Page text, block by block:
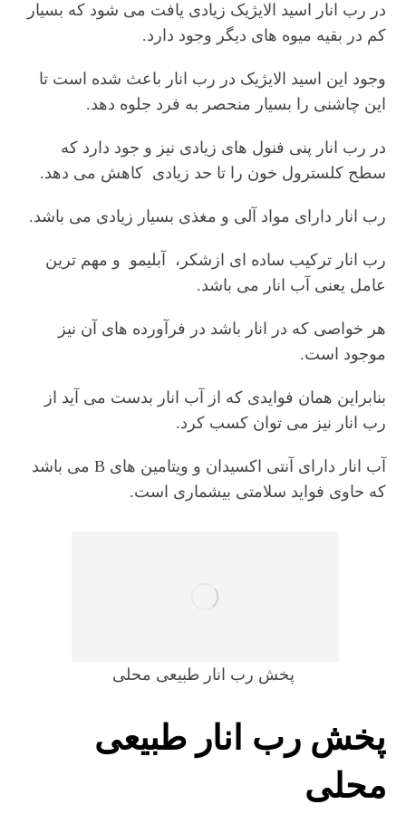
در رب انار اسید الایژیک زیادی یافت می شود که بسیار
کم در بقیه میوه های دیگر وجود دارد.
وجود این اسید الایژیک در رب انار باعث شده است تا
این چاشنی را بسیار منحصر به فرد جلوه دهد.
در رب انار پنی فنول های زیادی نیز و جود دارد که
سطح کلسترول خون را تا حد زیادی کاهش می دهد.
رب انار دارای مواد آلی و مغذی بسیار زیادی می باشد.
رب انار ترکیب ساده ای ازشکر، آبلیمو و مهم ترین
عامل یعنی آب انار می باشد.
هر خواصی که در انار باشد در فرآورده های آن نیز
موجود است.
بنابراین همان فوایدی که از آب انار بدست می آید از
رب انار نیز می توان کسب کرد.
آب انار دارای آنتی اکسیدان و ویتامین های B می باشد
که حاوی فواید سلامتی بیشماری است.
پخش رب انار طبیعی محلی
پخش رب انار طبیعی
محلی